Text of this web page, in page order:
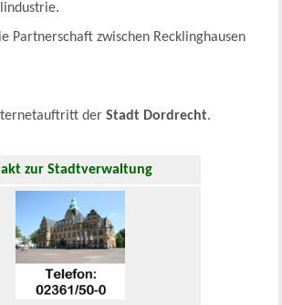
Partnerschaft zwischen Recklinghausen
derStadt Dordrecht.
zur Stadtverwaltung